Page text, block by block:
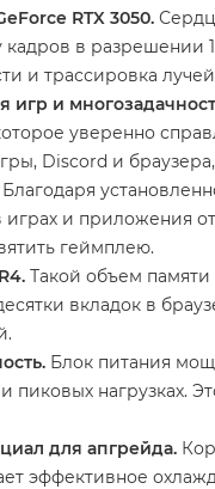
RTX 3050.
в разрешении
и трассировка
игр и
уверенно
Discord и
Благодаря
и приложения
геймплею.
Такой объем
вкладок в
Блок питания
нагрузках.
для апгрейда.
эффективное